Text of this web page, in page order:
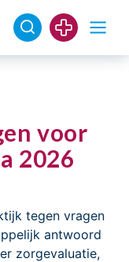
voor
2026
tegen vragen
antwoord
zorgevaluatie,